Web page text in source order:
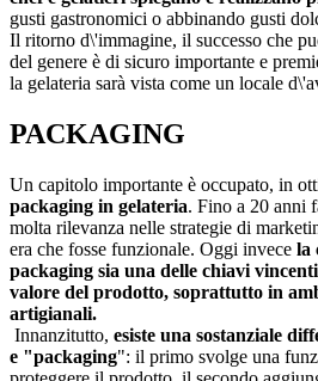
gusti gastronomici o abbinando gusti
Il ritorno d\'immagine, il successo che
del genere è di sicuro importante e
la gelateria sarà vista come un locale
PACKAGING
Un capitolo importante è occupato, in
packaging in gelateria. Fino a 20 anni
molta rilevanza nelle strategie di
era che fosse funzionale. Oggi invece la
packaging sia una delle chiavi
valore del prodotto, soprattutto in
artigianali.
Innanzitutto, esiste una sostanziale
e "packaging": il primo svolge una